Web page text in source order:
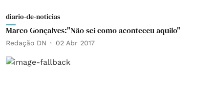
diario-de-noticias
Marco Gonçalves:"Não sei como aconteceu aquilo"
Redação DN 02 Abr 2017